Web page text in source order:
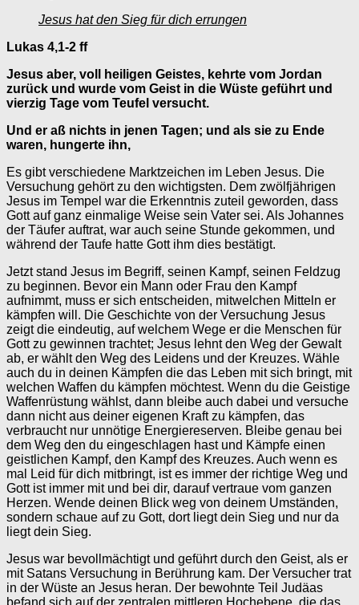
Jesus hat den Sieg für dich errungen
Lukas 4,1-2 ff
Jesus aber, voll heiligen Geistes, kehrte vom Jordan
zurück und wurde vom Geist in die Wüste geführt und
vierzig Tage vom Teufel versucht.
Und er aß nichts in jenen Tagen; und als sie zu Ende
waren, hungerte ihn,
Es gibt verschiedene Marktzeichen im Leben Jesus. Die
Versuchung gehört zu den wichtigsten. Dem zwölfjährigen
Jesus im Tempel war die Erkenntnis zuteil geworden, dass
Gott auf ganz einmalige Weise sein Vater sei. Als Johannes
der Täufer auftrat, war auch seine Stunde gekommen, und
während der Taufe hatte Gott ihm dies bestätigt.
Jetzt stand Jesus im Begriff, seinen Kampf, seinen Feldzug
zu beginnen. Bevor ein Mann oder Frau den Kampf
aufnimmt, muss er sich entscheiden, mitwelchen Mitteln er
kämpfen will. Die Geschichte von der Versuchung Jesus
zeigt die eindeutig, auf welchem Wege er die Menschen für
Gott zu gewinnen trachtet; Jesus lehnt den Weg der Gewalt
ab, er wählt den Weg des Leidens und der Kreuzes. Wähle
auch du in deinen Kämpfen die das Leben mit sich bringt, mit
welchen Waffen du kämpfen möchtest. Wenn du die Geistige
Waffenrüstung wählst, dann bleibe auch dabei und versuche
dann nicht aus deiner eigenen Kraft zu kämpfen, das
verbraucht nur unnötige Energiereserven. Bleibe genau bei
dem Weg den du eingeschlagen hast und Kämpfe einen
geistlichen Kampf, den Kampf des Kreuzes. Auch wenn es
mal Leid für dich mitbringt, ist es immer der richtige Weg und
Gott ist immer mit und bei dir, darauf vertraue vom ganzen
Herzen. Wende deinen Blick weg von deinem Umständen,
sondern schaue auf zu Gott, dort liegt dein Sieg und nur da
liegt dein Sieg.
Jesus war bevollmächtigt und geführt durch den Geist, als er
mit Satans Versuchung in Berührung kam. Der Versucher trat
in der Wüste an Jesus heran. Der bewohnte Teil Judäas
befand sich auf der zentralen mittleren Hochebene, die das